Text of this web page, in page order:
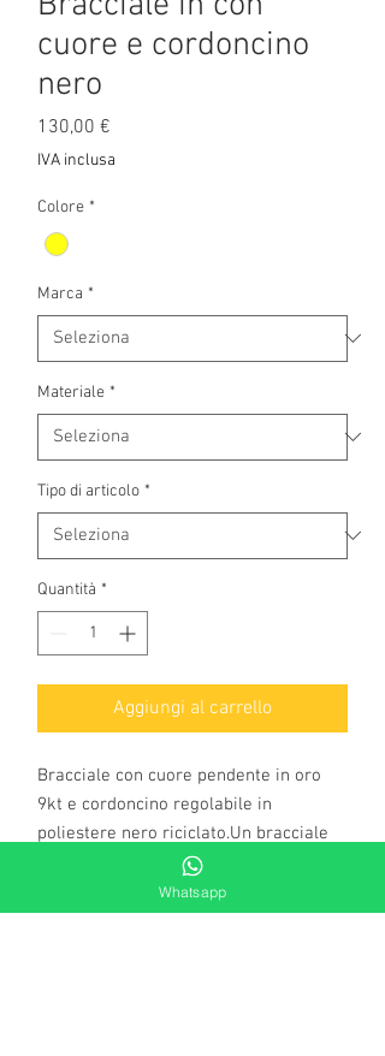
cuore e cordoncino
nero
130,00 €
IVA inclusa
Colore *
Marca *
Materiale *
Tipo di articolo *
Quantità *
Aggiungi al carrello
Bracciale con cuore pendente in oro
9kt e cordoncino regolabile in
poliestere nero riciclato.Un bracciale
semplice, ma con un tocco romantico e
prezioso. Il cordoncino regolabile è
estremamente confortevole e rende
Whatsapp